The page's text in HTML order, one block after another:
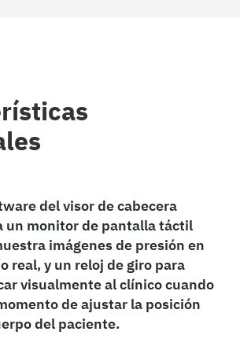
del visor de cabecera
un monitor de pantalla táctil
imágenes de presión en
real, y un reloj de giro para
visualmente al clínico cuando
de ajustar la posición
del paciente.